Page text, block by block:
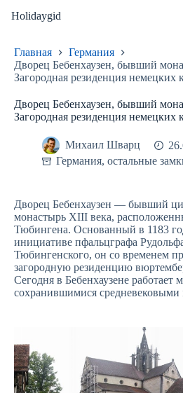
Holidaygid
Главная
Германия
Дворец Бебенхаузен, бывший
Загородная резиденция немецких
Дворец Бебенхаузен, бывший
Загородная резиденция немецких
Михаил Шварц
Германия, остальные
Дворец Бебенхаузен — бывший
монастырь XIII века,
Тюбингена. Основанный в 1183
инициативе пфальцграфа
Тюбингенского, он со временем
загородную резиденцию
Сегодня в Бебенхаузене работает
сохранившимися средневековыми